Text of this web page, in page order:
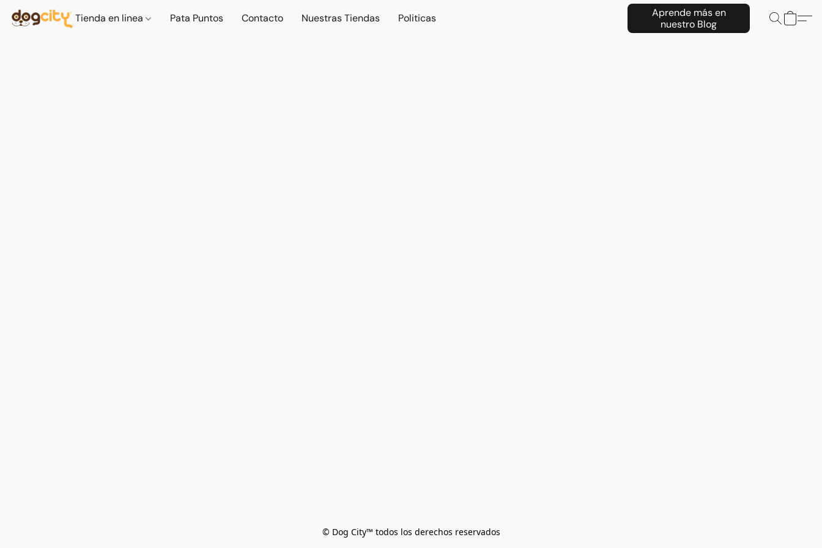
Tienda en linea Pata Puntos Contacto Nuestras Tiendas Politicas
Aprende más en
nuestro Blog
© Dog City™ todos los derechos reservados